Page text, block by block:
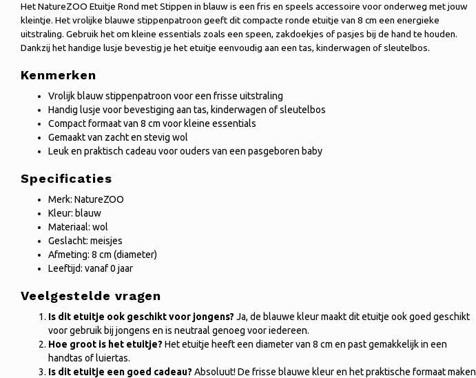
Het NatureZOO Etuitje Rond met Stippen in blauw is een fris en speels accessoire voor onderweg met jouw
kleintje. Het vrolijke blauwe stippenpatroon geeft dit compacte ronde etuitje van 8 cm een energieke
uitstraling. Gebruik het om kleine essentials zoals een speen, zakdoekjes of pasjes bij de hand te houden.
Dankzij het handige lusje bevestig je het etuitje eenvoudig aan een tas, kinderwagen of sleutelbos.
Kenmerken
Vrolijk blauw stippenpatroon voor een frisse uitstraling
Handig lusje voor bevestiging aan tas, kinderwagen of sleutelbos
Compact formaat van 8 cm voor kleine essentials
Gemaakt van zacht en stevig wol
Leuk en praktisch cadeau voor ouders van een pasgeboren baby
Specificaties
Merk: NatureZOO
Kleur: blauw
Materiaal: wol
Geslacht: meisjes
Afmeting: 8 cm (diameter)
Leeftijd: vanaf 0 jaar
Veelgestelde vragen
Is dit etuitje ook geschikt voor jongens? Ja, de blauwe kleur maakt dit etuitje ook goed geschikt
voor gebruik bij jongens en is neutraal genoeg voor iedereen.
Hoe groot is het etuitje? Het etuitje heeft een diameter van 8 cm en past gemakkelijk in een
handtas of luiertas.
Is dit etuitje een goed cadeau? Absoluut! De frisse blauwe kleur en het praktische formaat maken